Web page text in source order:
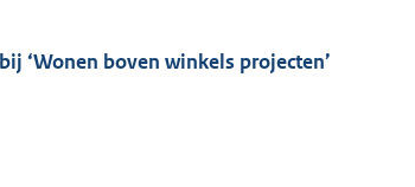
‘Wonen boven winkels projecten’